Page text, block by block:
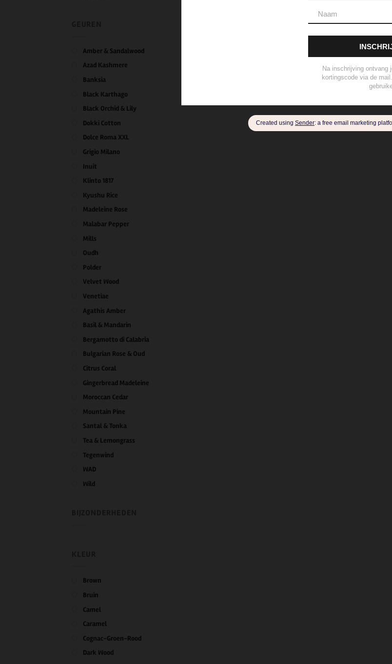
Amber & Sandalwood
Azad Kashmere
Banksia
Black Karthago
Black Orchid & Lily
Dokki Cotton
Dolce Roma XXL
Grigio Milano
Inuit
Klinto 1817
Kyushu Rice
Madeleine Rose
Malabar Pepper
Mills
Oudh
Polder
Velvet Wood
Venetiae
Agathis Amber
Basil & Mandarin
Bergamotto di Calabria
Bulgarian Rose & Oud
Citrus Coral
Gingerbread Madeleine
Moroccan Cedar
Mountain Pine
Santal & Tonka
Tea & Lemongrass
Tegenwind
WAD
Wild
Brown
Bruin
Camel
Caramel
Cognac-Groen-Rood
Dark Wood